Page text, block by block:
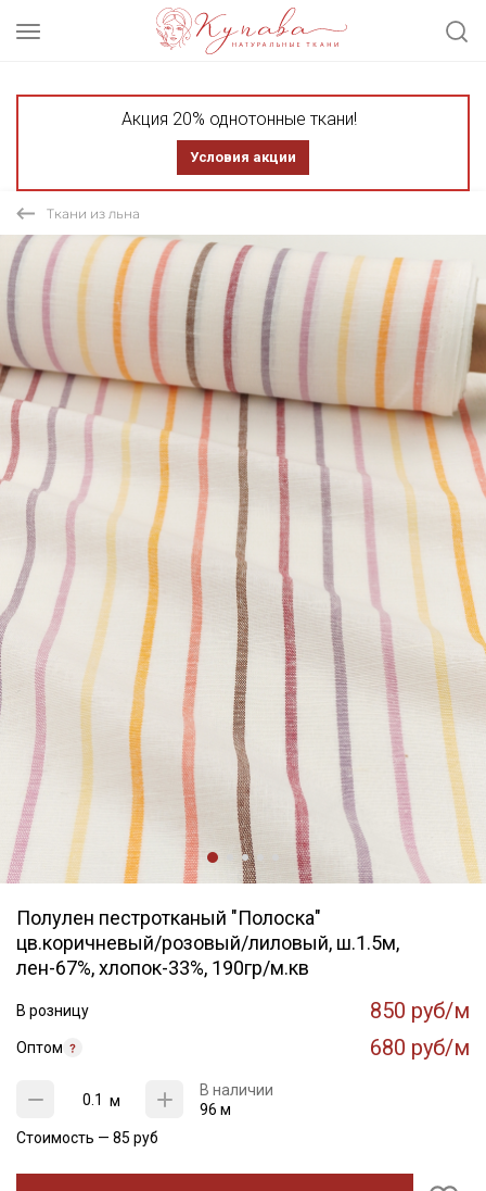
Акция 20% однотонные ткани!
Условия акции
Ткани из льна
Полулен пестротканый "Полоска"
цв.коричневый/розовый/лиловый, ш.1.5м,
лен-67%, хлопок-33%, 190гр/м.кв
В розницу 850 руб/м
Оптом 680 руб/м
м
В наличии
96 м
Стоимость — 85 руб